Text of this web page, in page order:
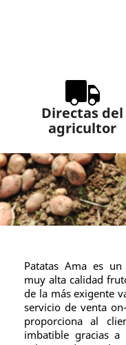
Directas del
agricultor
Patatas Ama es
muy alta calidad
de la más exigente
servicio de venta
proporciona al
imbatible gracias